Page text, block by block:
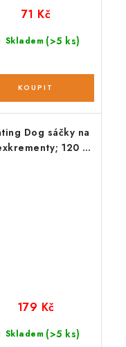
Skladem (>5 ks)
71 Kč
Dog sáčky na
120 ks
Skladem (>5 ks)
179 Kč